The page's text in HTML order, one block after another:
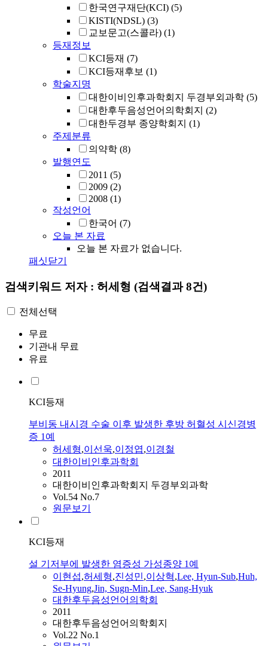
한국연구재단(KCI) (5)
KISTI(NDSL) (3)
교보문고(스콜라) (1)
등재정보
KCI등재 (7)
KCI등재후보 (1)
학술지명
대한이비인후과학회지 두경부외과학 (5)
대한후두음성언어의학회지 (2)
대한두경부 종양학회지 (1)
주제분류
의약학 (8)
발행연도
2011 (5)
2009 (2)
2008 (1)
작성언어
한국어 (7)
오늘 본 자료
오늘 본 자료가 없습니다.
패싯닫기
검색키워드 저자 : 허세형 (검색결과 8건)
전체선택
무료
기관내 무료
유료
KCI등재
부비동 내시경 수술 이후 발생한 후방 허혈성 시신경병
증 1예
허세형,이선욱,이정엽,이경철
대한이비인후과학회
2011
대한이비인후과학회지 두경부외과학
Vol.54 No.7
원문보기
KCI등재
설 기저부에 발생한 염증성 가성종양 1예
이현섭,허세형,진성민,이상혁,Lee, Hyun-Sub,Huh,
Se-Hyung,Jin, Sugn-Min,Lee, Sang-Hyuk
대한후두음성언어의학회
2011
대한후두음성언어의학회지
Vol.22 No.1